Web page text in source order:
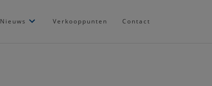
Nieuws Verkooppunten Contact